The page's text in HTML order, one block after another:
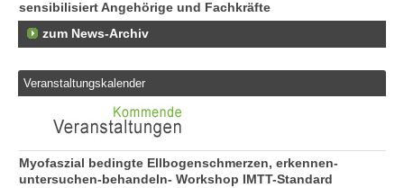
sensibilisiert Angehörige und Fachkräfte
zum News-Archiv
Veranstaltungskalender
Myofaszial bedingte Ellbogenschmerzen, erkennen-
untersuchen-behandeln- Workshop IMTT-Standard